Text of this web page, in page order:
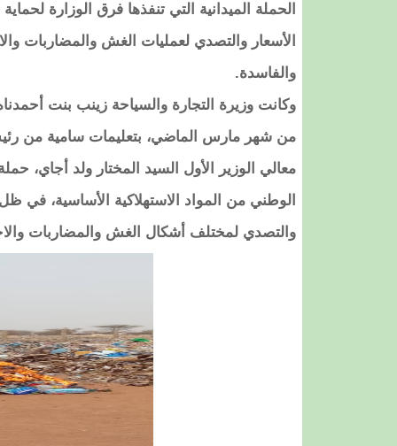
الحملة الميدانية التي تنفذها فرق الوزارة
الأسعار والتصدي لعمليات الغش والمضاربات
والفاسدة.
وكانت وزيرة التجارة والسياحة زينب بنت
من شهر مارس الماضي، بتعليمات سامية من
معالي الوزير الأول السيد المختار ولد أجاي،
الوطني من المواد الاستهلاكية الأساسية، في
والتصدي لمختلف أشكال الغش والمضاربات